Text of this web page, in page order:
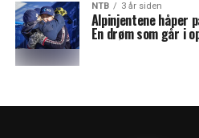
NTB 3 år siden
Alpinjentene håper
En drøm som går i